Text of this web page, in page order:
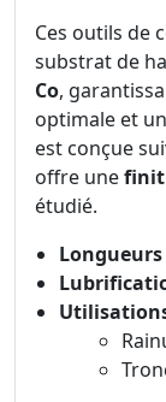
Ces outils de
substrat de
Co,
optimale et
est conçue
offre une
étudié.